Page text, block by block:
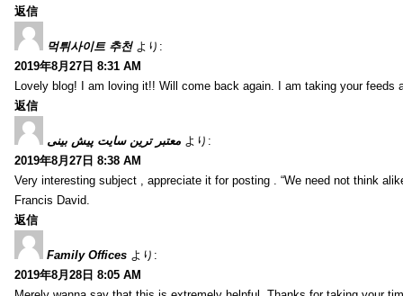
返信
먹튀사이트 추천 より:
2019年8月27日 8:31 AM
Lovely blog! I am loving it!! Will come back again. I am taking your feeds
返信
معتبر ترین سایت پیش بینی より:
2019年8月27日 8:38 AM
Very interesting subject , appreciate it for posting . “We need not think
Francis David.
返信
Family Offices より:
2019年8月28日 8:05 AM